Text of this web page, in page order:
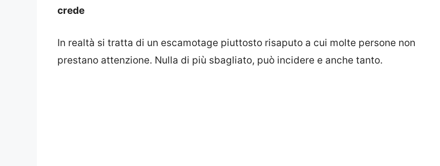
crede
In realtà si tratta di un escamotage piuttosto risaputo a cui molte persone non
prestano attenzione. Nulla di più sbagliato, può incidere e anche tanto.